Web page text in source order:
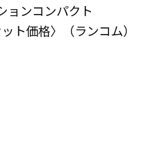
ョンコンパクト
ト価格〉（ランコム）